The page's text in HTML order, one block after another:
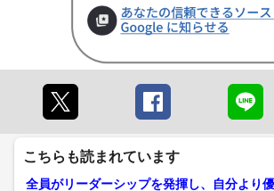
こちらも読まれています
全員がリーダーシップを発揮し、自分より